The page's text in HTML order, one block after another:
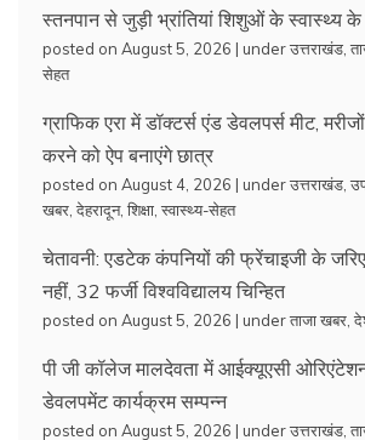
स्तनपान से जुड़ी भ्रांतियां शिशुओं के स्वास्थ्य के
posted on August 5, 2026 | underउत्तराखंड
सेहत
ग्राफिक एरा में डॉक्टर्स एंड डेवलपर्स मीट,
करने को ऐप बनाएंगे छात्र
posted on August 4, 2026 | underउत्तराखंड
खबर देहरादून, शिक्षा स्वास्थ्य-सेहत
चेतावनी: एडटेक कंपनियों की फ्रेंचाइजी के जरिए
नहीं, 32 फर्जी विश्वविद्यालय चिन्हित
posted on August 5, 2026 | underताजा खबर
पी जी कॉलेज मालदेवता में आईक्यूएसी
डेवलपमेंट कार्यक्रम सम्पन्न
posted on August 5, 2026 | underउत्तराखंड